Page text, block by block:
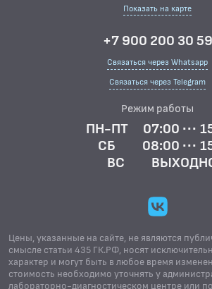
Показать на карте
+7 900 200 30 59
Связаться через Whatsapp
Связаться через Telegram
Режим работы
ПН-ПТ
07:00 ···
СБ
08:00 ···
ВС
Цены, указанные на сайте, не являются
смысле статьи 435 ГК.РФ, носят
характер и могут быть в любое время
стоимость необходимо уточнять у
лабораторно-диагностическом центре или